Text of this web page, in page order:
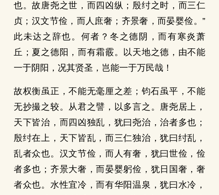
也。故唐尧之世，而四凶纵；殷纣之时，而三仁
贞；汉文节俭，而人庶奢；齐景奢，而晏婴俭。”
此未达之辞也。何者？冬之德阴，而有寒炎萧
丘；夏之德阳，而有霜霰。以天地之德，由不能
一于阴阳，况其贤圣，岂能一于万民哉！
故权衡虽正，不能无毫厘之差；钧石虽平，不能
无抄撮之较。从君之譬，以多言之。唐尧居上，
天下皆治，而四凶独乱，犹曰尧治，治者多也；
殷纣在上，天下皆乱，而三仁独治，犹曰纣乱，
乱者众也。汉文节俭，而人有奢，犹曰世俭，俭
者多也；齐景大奢，而晏婴躬俭，犹日国奢，奢
者众也。水性宜冷，而有华阳温泉，犹曰水冷，